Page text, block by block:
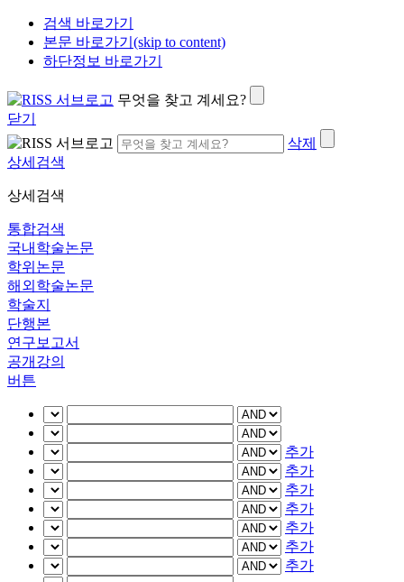
검색 바로가기
본문 바로가기(skip to content)
하단정보 바로가기
무엇을 찾고 계세요?
닫기
삭제
상세검색
상세검색
통합검색
국내학술논문
학위논문
해외학술논문
학술지
단행본
연구보고서
공개강의
버튼
추가
추가
추가
추가
추가
추가
추가